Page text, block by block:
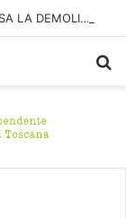
POLO SCOLASTICO DI MARINA, CONCLUSA LA DEMOLIZIONE DELL’ALA NORD-SUD